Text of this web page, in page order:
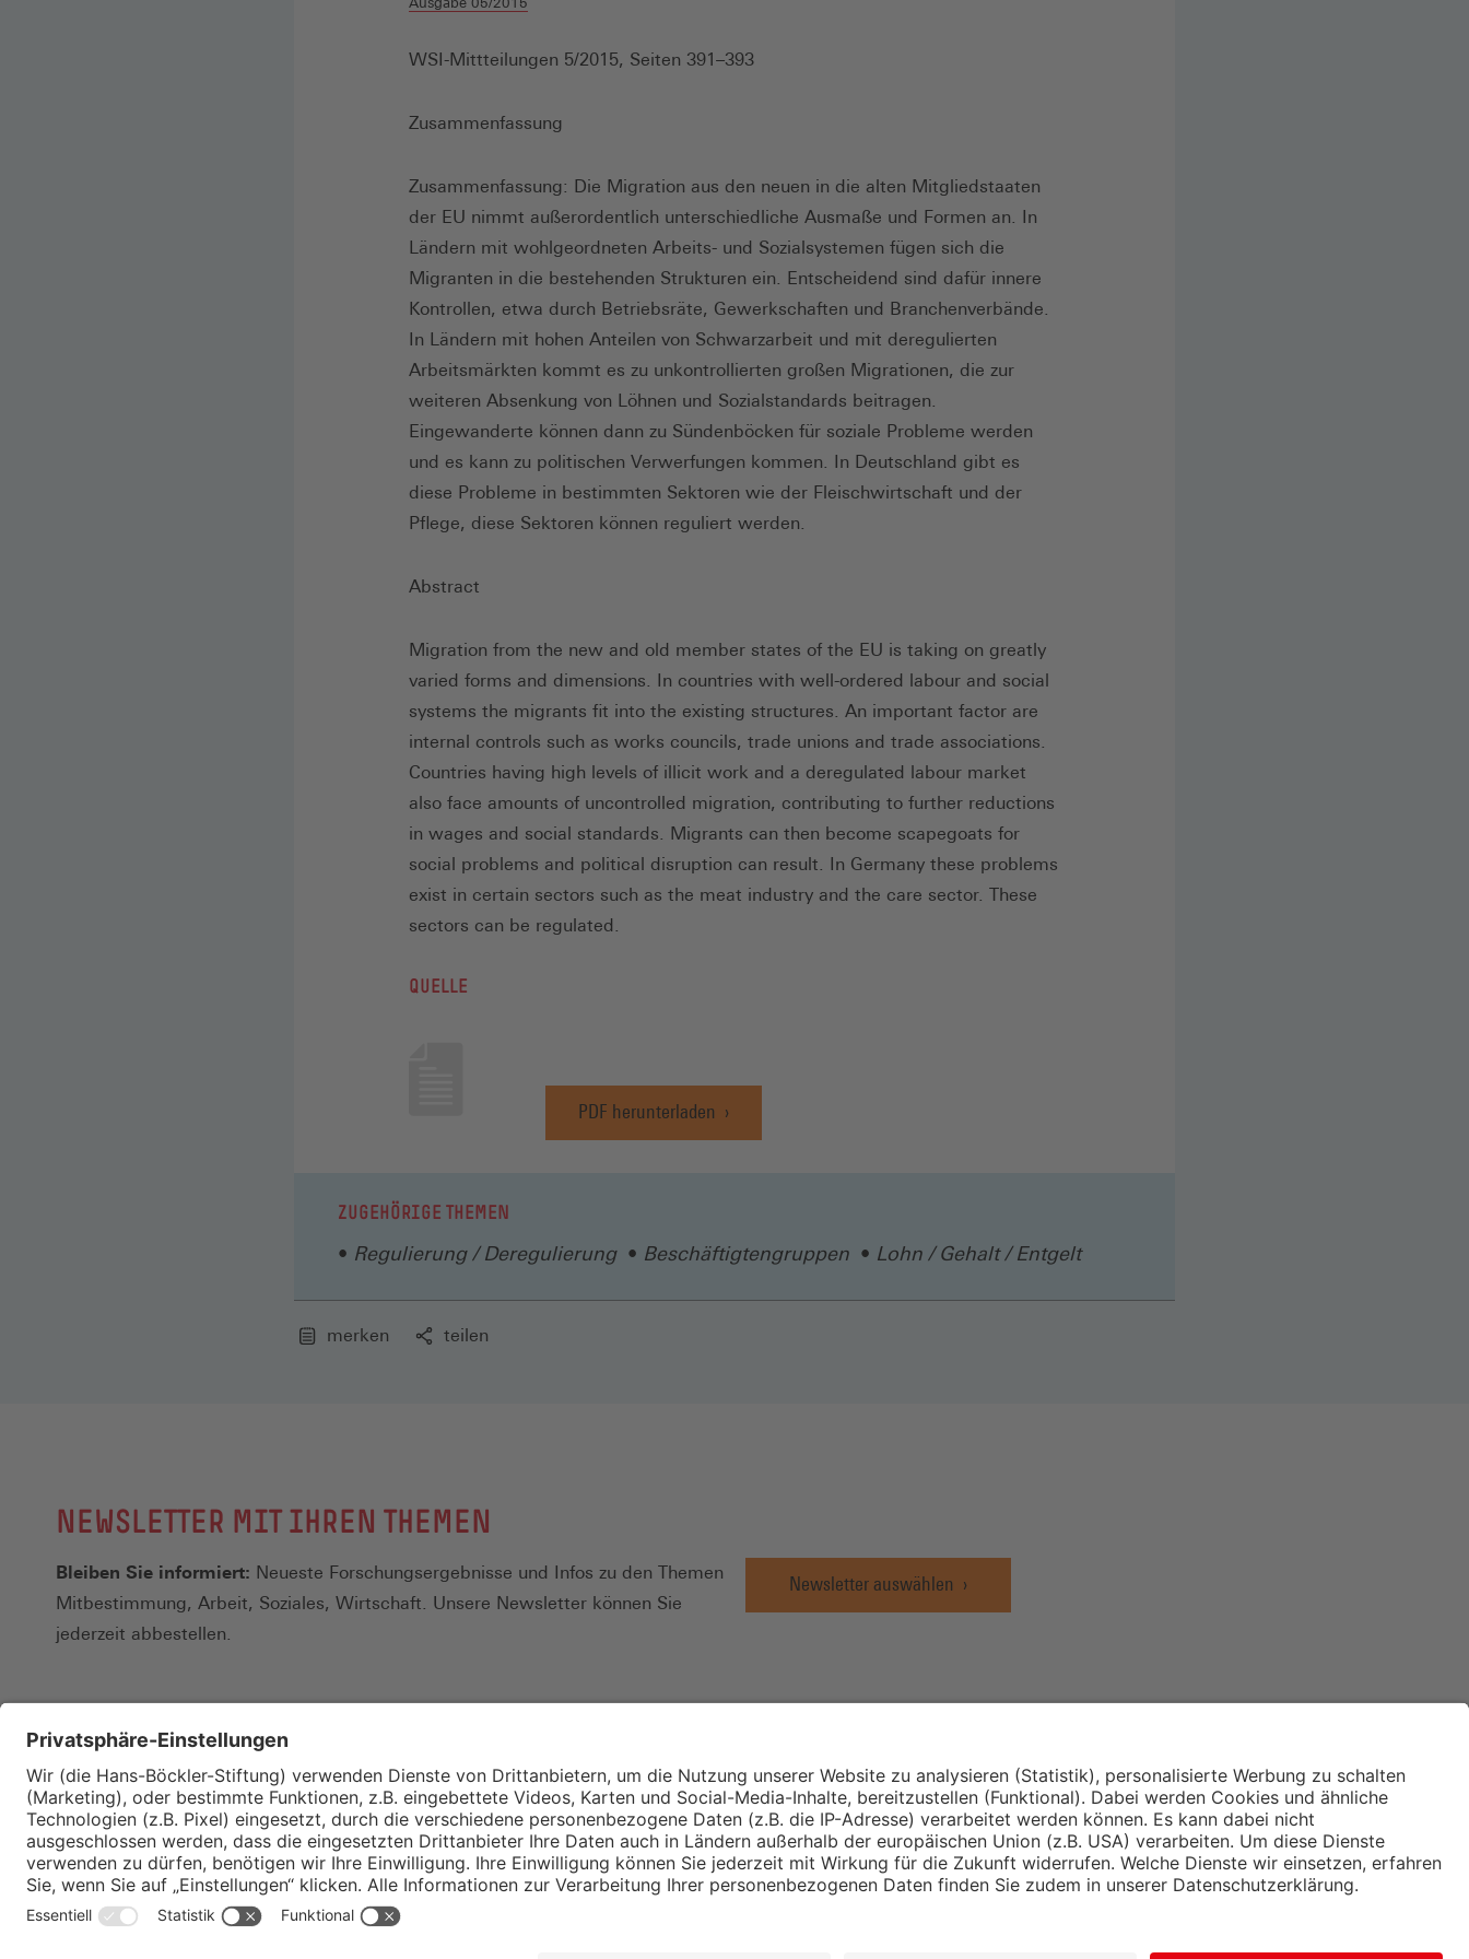
WSI-Mittteilungen 5/2015, Seiten 391–393
Zusammenfassung
Zusammenfassung: Die Migration aus den neuen in die alten Mitgliedstaaten
der EU nimmt außerordentlich unterschiedliche Ausmaße und Formen an. In
Ländern mit wohlgeordneten Arbeits- und Sozialsystemen fügen sich die
Migranten in die bestehenden Strukturen ein. Entscheidend sind dafür innere
Kontrollen, etwa durch Betriebsräte, Gewerkschaften und Branchenverbände.
In Ländern mit hohen Anteilen von Schwarzarbeit und mit deregulierten
Arbeitsmärkten kommt es zu unkontrollierten großen Migrationen, die zur
weiteren Absenkung von Löhnen und Sozialstandards beitragen.
Eingewanderte können dann zu Sündenböcken für soziale Probleme werden
und es kann zu politischen Verwerfungen kommen. In Deutschland gibt es
diese Probleme in bestimmten Sektoren wie der Fleischwirtschaft und der
Pflege, diese Sektoren können reguliert werden.
Abstract
Migration from the new and old member states of the EU is taking on greatly
varied forms and dimensions. In countries with well-ordered labour and social
systems the migrants fit into the existing structures. An important factor are
internal controls such as works councils, trade unions and trade associations.
Countries having high levels of illicit work and a deregulated labour market
also face amounts of uncontrolled migration, contributing to further reductions
in wages and social standards. Migrants can then become scapegoats for
social problems and political disruption can result. In Germany these problems
exist in certain sectors such as the meat industry and the care sector. These
sectors can be regulated.
QUELLE
PDF herunterladen
(Öffnet
in
ZUGEHÖRIGE THEMEN
Regulierung / Deregulierung Beschäftigtengruppen Lohn / Gehalt / Entgelt
merken teilen
NEWSLETTER MIT IHREN THEMEN
Bleiben Sie informiert: Neueste Forschungsergebnisse und Infos zu den Themen
Mitbestimmung, Arbeit, Soziales, Wirtschaft. Unsere Newsletter können Sie
jederzeit abbestellen.
Newsletter auswählen
Kontakt
Merkzettel
Impressum
Datenschutz
Wirtschafts- und
Sozialwissenschaftliches
Institut
Institut für Makroökonomie
und Konjunkturforschung